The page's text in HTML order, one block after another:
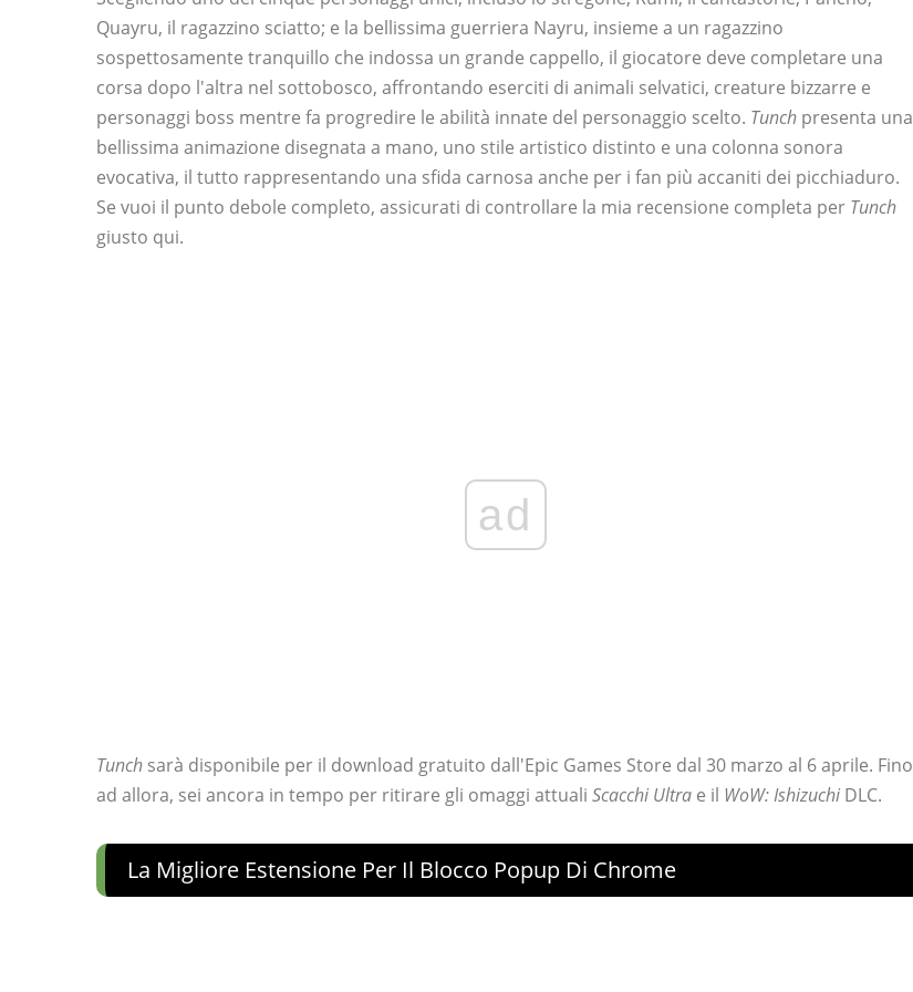
Quayru, il ragazzino sciatto; e la bellissima guerriera Nayru, insieme a un ragazzino
sospettosamente tranquillo che indossa un grande cappello, il giocatore deve completare una
corsa dopo l'altra nel sottobosco, affrontando eserciti di animali selvatici, creature bizzarre e
personaggi boss mentre fa progredire le abilità innate del personaggio scelto. Tunch presenta una
bellissima animazione disegnata a mano, uno stile artistico distinto e una colonna sonora
evocativa, il tutto rappresentando una sfida carnosa anche per i fan più accaniti dei picchiaduro.
Se vuoi il punto debole completo, assicurati di controllare la mia recensione completa per Tunch
giusto qui.
ad
Tunch sarà disponibile per il download gratuito dall'Epic Games Store dal 30 marzo al 6 aprile. Fino
ad allora, sei ancora in tempo per ritirare gli omaggi attuali Scacchi Ultra e il WoW: Ishizuchi DLC.
La Migliore Estensione Per Il Blocco Popup Di Chrome